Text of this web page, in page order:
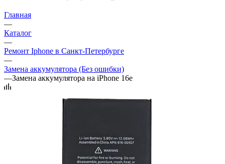
Главная
—
Каталог
—
Ремонт Iphone в Санкт-Петербурге
—
Замена аккумулятора (Без ошибки)
—Замена аккумулятора на iPhone 16e